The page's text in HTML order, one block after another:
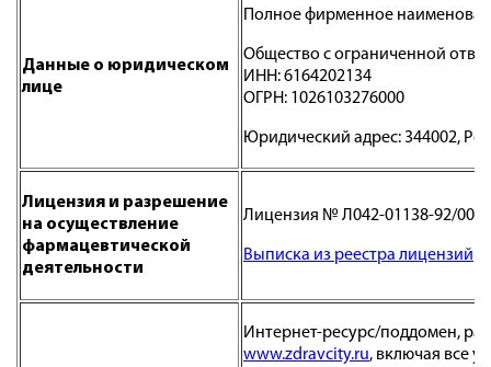
Данные о юридическом
лице
Полное фирменное
Общество с ограниченной
ИНН: 6164202134
ОГРН: 1026103276000
Юридический адрес: 344002,
Лицензия и разрешение
на осуществление
фармацевтической
деятельности
Лицензия № Л042-01138-92/
Выписка из реестра лицензий
Интернет-ресурс/поддомен,
www.zdravcity.ru, включая все